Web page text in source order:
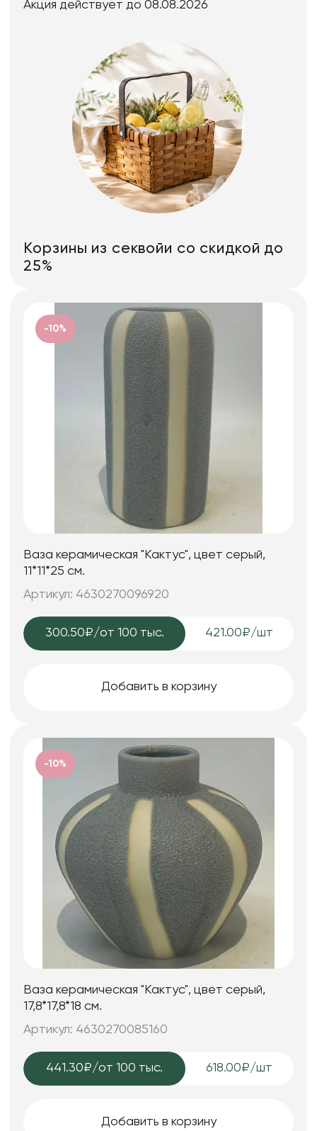
Акция действует до 08.08.2026
Корзины из секвойи со скидкой до
25%
-10%
Ваза керамическая "Кактус", цвет серый,
11*11*25 см.
Артикул: 4630270096920
300.50₽/от 100 тыс. 421.00₽/шт
Добавить в корзину
-10%
Ваза керамическая "Кактус", цвет серый,
17,8*17,8*18 см.
Артикул: 4630270085160
441.30₽/от 100 тыс. 618.00₽/шт
Добавить в корзину